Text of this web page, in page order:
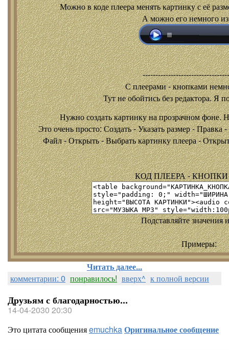
Можно в коде плеера менять картинку с её
А можно его немного
С плеерами - кнопками
Тут не обойтись без редактора. Я
Нужно создать картинку на прозрачном фоне.
Это очень просто: Создать - Указать размер -
Файл - Открыть - Выбрать картинку плеера -
КОД ПЛЕЕРА - КНОПКИ
Подставляйте значения
Примеры:
Читать далее...
комментарии: 0 понравилось! вверх^ к полной версии
Друзьям с благодарностью...
14-04-2030 20:30
Это цитата сообщенияemuchkaОригинальное сообщение